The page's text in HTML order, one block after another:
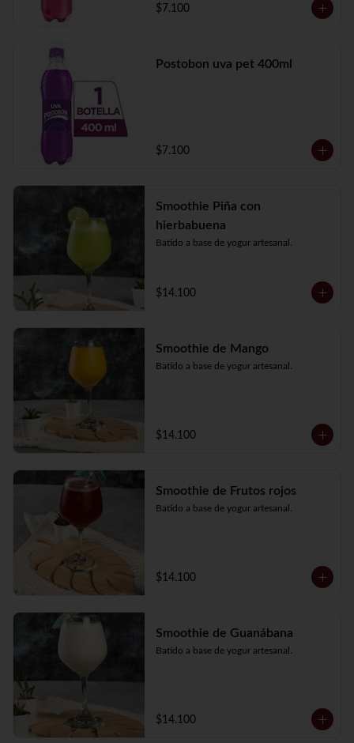
$7.100
Postobon uva pet 400ml
$7.100
Smoothie Piña con
hierbabuena
Batido a base de yogur artesanal.
$14.100
Smoothie de Mango
Batido a base de yogur artesanal.
$14.100
Smoothie de Frutos rojos
Batido a base de yogur artesanal.
$14.100
Smoothie de Guanábana
Batido a base de yogur artesanal.
$14.100